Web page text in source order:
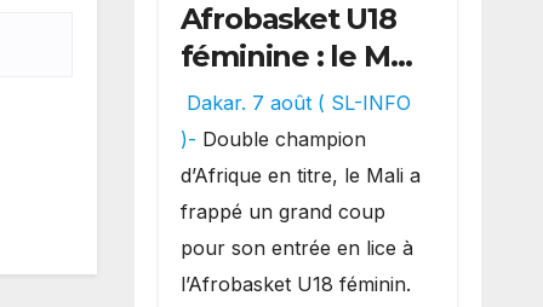
Afrobasket U18
féminine : le Mali
réalise un
véritable festival
offensif et
inflige une
lourde défaite
au Bénin.
Dakar. 7 août ( SL-INFO
)- Double champion
d’Afrique en titre, le Mali a
frappé un grand coup
pour son entrée en lice à
l’Afrobasket U18 féminin.